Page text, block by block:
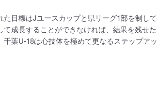
目標はJユースカップと県リーグ1部を制して
成長することができなければ、結果を残せた
葉U-18は心技体を極めて更なるステップアッ